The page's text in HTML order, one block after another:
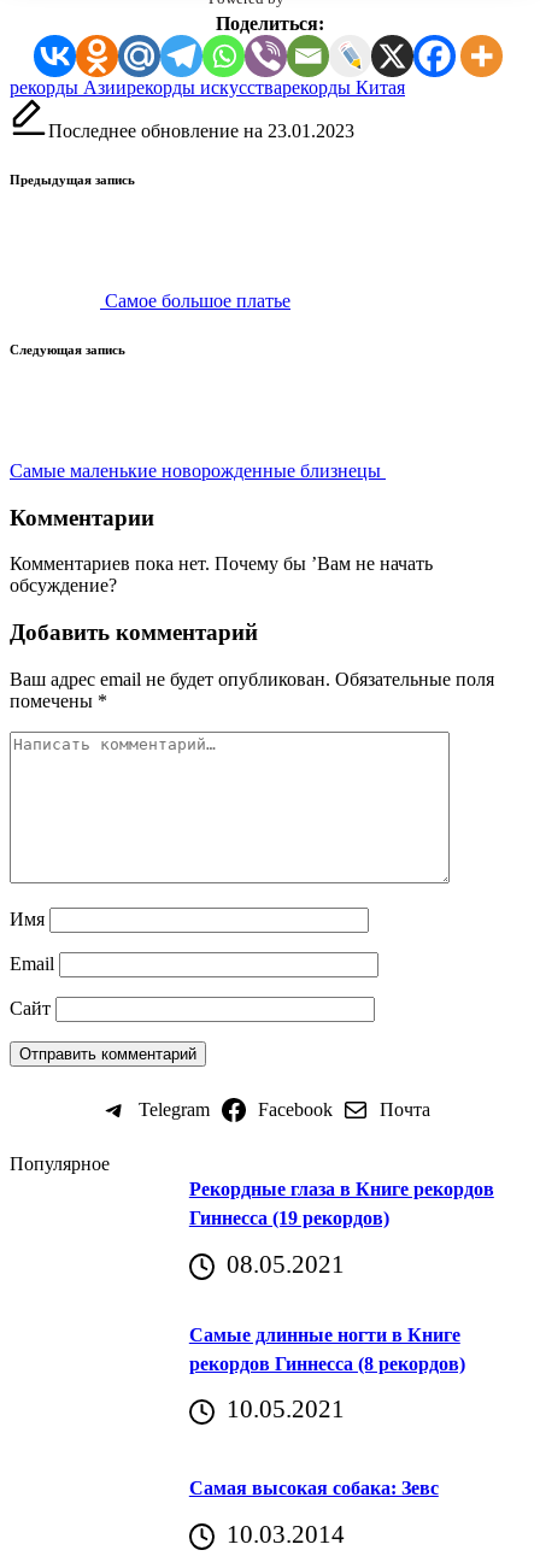
Поделиться:
Метки:
рекорды Азиирекорды искусстварекорды Китая
Последнее обновление на 23.01.2023
Навигация
Предыдущая запись
Самое большое платье
Следующая запись
Самые маленькие новорожденные близнецы
Комментарии
Комментариев пока нет. Почему бы ’Вам не начать
обсуждение?
Добавить комментарий
Ваш адрес email не будет опубликован. Обязательные поля
помечены *
Имя
Email
Сайт
Telegram Facebook Почта
Популярное
Рекордные глаза в Книге рекордов
Гиннесса (19 рекордов)
08.05.2021
Самые длинные ногти в Книге
рекордов Гиннесса (8 рекордов)
10.05.2021
Самая высокая собака: Зевс
10.03.2014